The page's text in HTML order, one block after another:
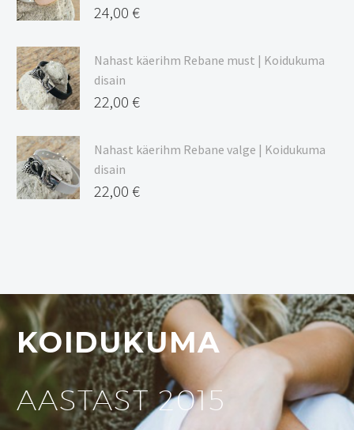
24,00 €
Nahast käerihm Rebane must | Koidukuma
disain
22,00 €
Nahast käerihm Rebane valge | Koidukuma
disain
22,00 €
KOIDUKUMA
AASTAST 2015